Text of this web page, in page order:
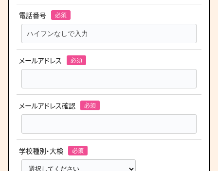
電話番号
メールアドレス
メールアドレス確認
学校種別・大検